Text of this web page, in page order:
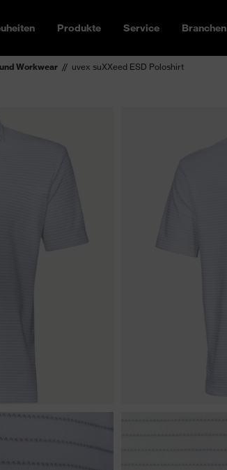
Produkte Service Branchen
Workwear uvex suXXeed ESD Poloshirt